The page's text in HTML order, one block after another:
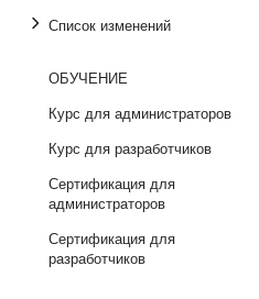
Список изменений
ОБУЧЕНИЕ
Курс для администраторов
Курс для разработчиков
Сертификация для
администраторов
Сертификация для
разработчиков